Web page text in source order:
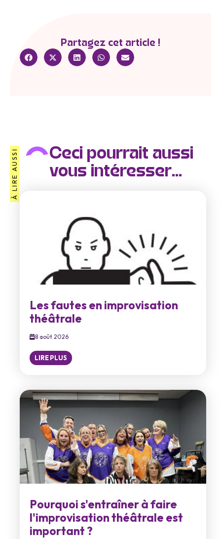
Partagez cet article !
À LIRE AUSSI
Ceci pourrait aussi
vous intéresser...
Les fautes en improvisation
théâtrale
8 août 2026
LIRE PLUS
Pourquoi s'entraîner à faire
l'improvisation théâtrale est
important ?